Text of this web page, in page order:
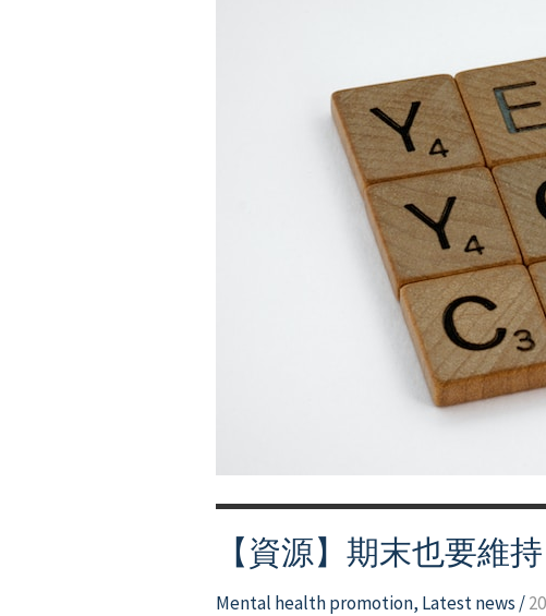
【資源】期末也要維
Mental health promotion, Latest news /